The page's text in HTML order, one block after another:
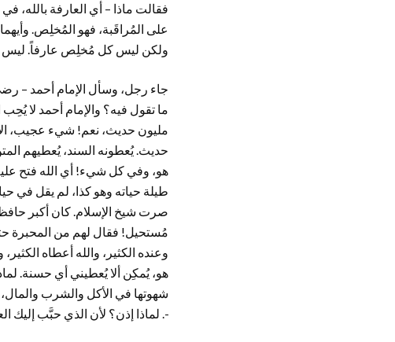
فقالت ماذا – أي العارفة بالله،
على المُراقَبة، فهو المُخلِص.
ولكن ليس كل مُخلِص عارفاً. ليس
جاء رجل، وسأل الإمام أحمد –
ما تقول فيه؟ والإمام أحمد لا
مليون حديث، نعم! شيء عجيب،
هو، وفي كل شيء! أي الله فتح
طيلة حياته وهو كذا، لم يقل في
صرت شيخ الإسلام. كان أكبر
مُستحيل! فقال لهم من المحبرة
وعنده الكثير، والله أعطاه
هو، يُمكِن ألا يُعطيني أي حسنة.
شهوتها في الأكل والشرب والمال،
-. لماذا إذن؟ لأن الذي حبَّب إليك